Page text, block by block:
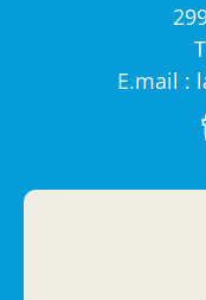
E.mail :